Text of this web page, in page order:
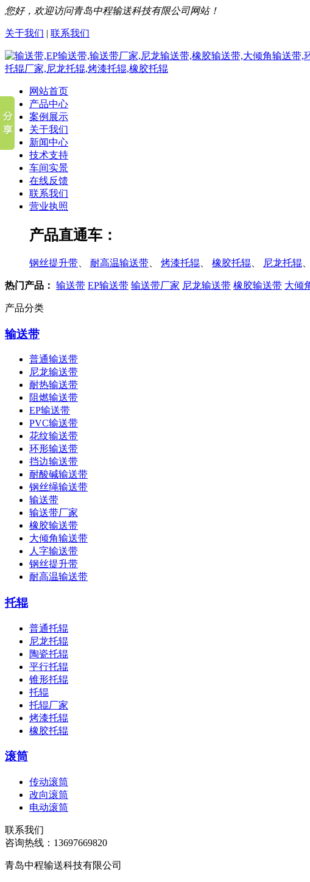
您好，欢迎访问青岛中程输送科技有限公司网站！
关于我们 | 联系我们
网站首页
产品中心
案例展示
关于我们
新闻中心
技术支持
车间实景
在线反馈
联系我们
营业执照
产品直通车：
钢丝提升带 耐高温输送带 烤漆托辊 橡胶托辊 尼龙托辊
热门产品： 输送带 EP输送带 输送带厂家 尼龙输送带 橡胶输送带 大倾
产品分类
输送带
普通输送带
尼龙输送带
耐热输送带
阻燃输送带
EP输送带
PVC输送带
花纹输送带
环形输送带
挡边输送带
耐酸碱输送带
钢丝绳输送带
输送带
输送带厂家
橡胶输送带
大倾角输送带
人字输送带
钢丝提升带
耐高温输送带
托辊
普通托辊
尼龙托辊
陶瓷托辊
平行托辊
锥形托辊
托辊
托辊厂家
烤漆托辊
橡胶托辊
滚筒
传动滚筒
改向滚筒
电动滚筒
联系我们
咨询热线： 13697669820
青岛中程输送科技有限公司